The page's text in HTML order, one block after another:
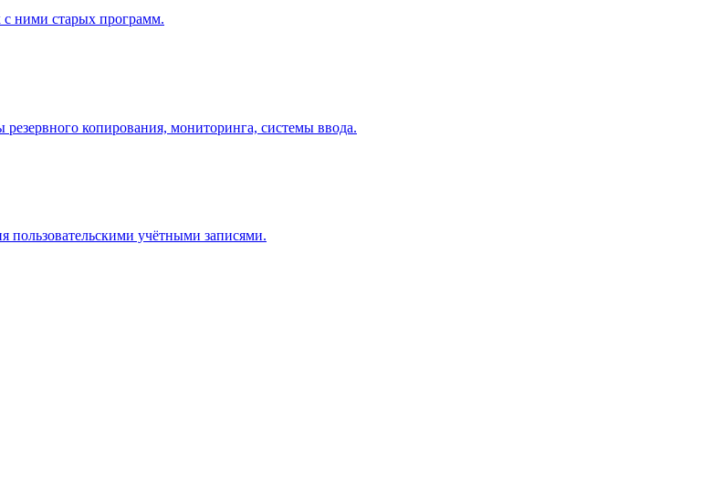
с ними старых программ.
копирования, мониторинга, системы ввода.
пользовательскими учётными записями.